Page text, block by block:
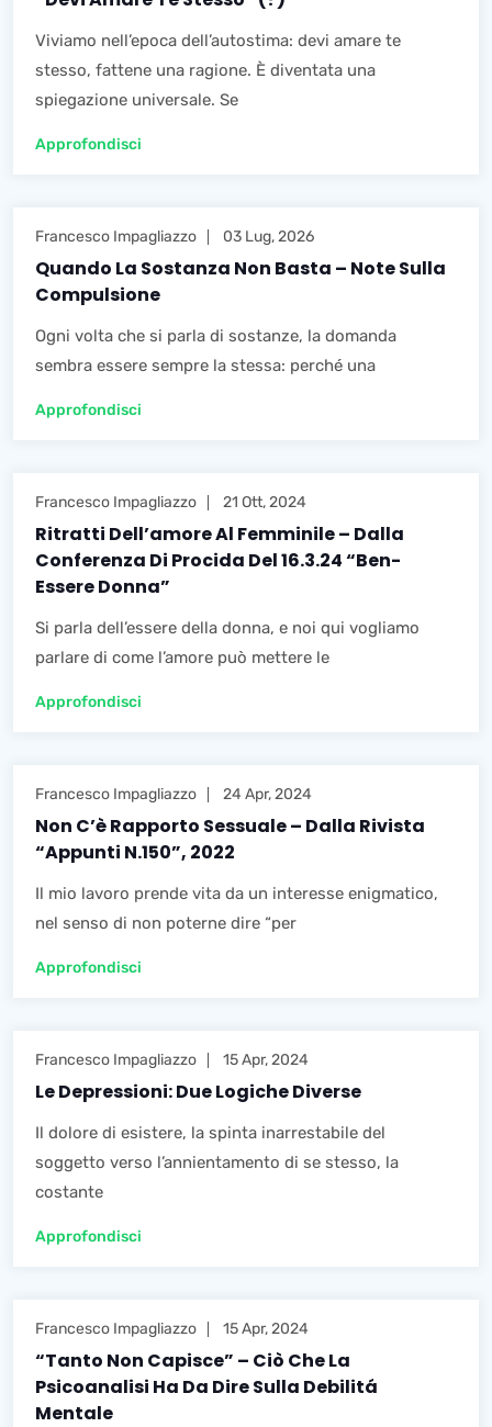
Viviamo nell’epoca dell’autostima: devi amare te
stesso, fattene una ragione. È diventata una
spiegazione universale. Se
Approfondisci
Francesco Impagliazzo 03 Lug, 2026
Quando La Sostanza Non Basta – Note Sulla
Compulsione
Ogni volta che si parla di sostanze, la domanda
sembra essere sempre la stessa: perché una
Approfondisci
Francesco Impagliazzo 21 Ott, 2024
Ritratti Dell’amore Al Femminile – Dalla
Conferenza Di Procida Del 16.3.24 “Ben-
Essere Donna”
Si parla dell’essere della donna, e noi qui vogliamo
parlare di come l’amore può mettere le
Approfondisci
Francesco Impagliazzo 24 Apr, 2024
Non C’è Rapporto Sessuale – Dalla Rivista
“Appunti N.150”, 2022
Il mio lavoro prende vita da un interesse enigmatico,
nel senso di non poterne dire “per
Approfondisci
Francesco Impagliazzo 15 Apr, 2024
Le Depressioni: Due Logiche Diverse
Il dolore di esistere, la spinta inarrestabile del
soggetto verso l’annientamento di se stesso, la
costante
Approfondisci
Francesco Impagliazzo 15 Apr, 2024
“Tanto Non Capisce” – Ciò Che La
Psicoanalisi Ha Da Dire Sulla Debilitá
Mentale